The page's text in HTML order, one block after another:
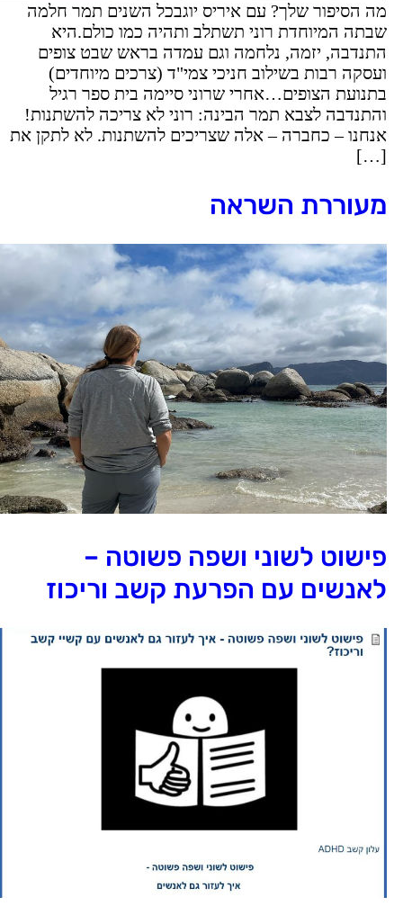
הסיפור שלך? עם איריס יוגבכל השנים תמר חלמה
המיוחדת רוני תשתלב ותהיה כמו כולם.היא
יזמה, נלחמה וגם עמדה בראש שבט צופים
רבות בשילוב חניכי צמי"ד (צרכים מיוחדים)
הצופים…אחרי שרוני סיימה בית ספר רגיל
לצבא תמר הבינה: רוני לא צריכה להשתנות!
– כחברה – אלה שצריכים להשתנות. לא לתקן את
השראה
לשוני ושפה פשוטה –
עם הפרעת קשב וריכוז